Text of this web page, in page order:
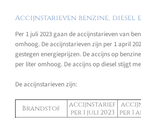
Accijnstarieven benzine, diesel
Per 1 juli 2023 gaan de accijnstarieven van
omhoog. De accijnstarieven zijn per 1 april
gestegen energieprijzen. De accijns op
per liter omhoog. De accijns op diesel stijgt
De accijnstarieven zijn:
Brandstof
accijnstarief
per 1 juli 2023
per 1